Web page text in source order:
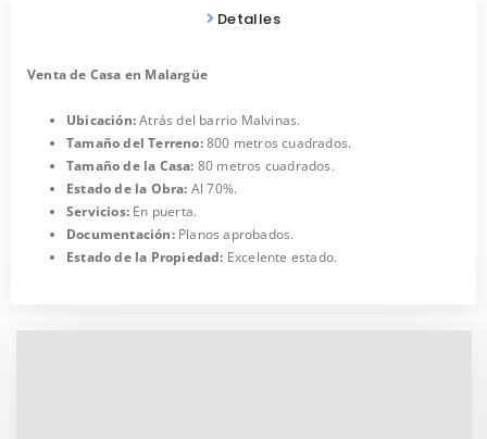
Detalles
Venta de Casa en Malargüe
Ubicación:Atrás del barrio Malvinas.
Tamaño del Terreno:800 metros cuadrados.
Tamaño de la Casa: 80 metros cuadrados.
Estado de la Obra: Al 70%.
Servicios: En puerta.
Documentación:Planos aprobados.
Estado de la Propiedad: Excelente estado.